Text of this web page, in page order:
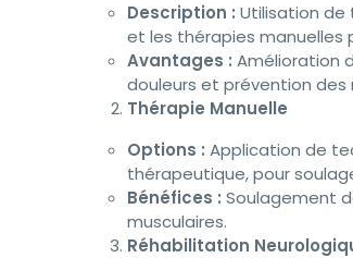
Description : Utilisation de
et les thérapies manuelles
Avantages : Amélioration
douleurs et prévention des
Thérapie Manuelle
Options : Application de
thérapeutique, pour
Bénéfices : Soulagement
musculaires.
Réhabilitation